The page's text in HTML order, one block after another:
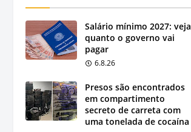
Salário mínimo 2027: veja
quanto o governo vai
pagar
6.8.26
Presos são encontrados
em compartimento
secreto de carreta com
uma tonelada de cocaína